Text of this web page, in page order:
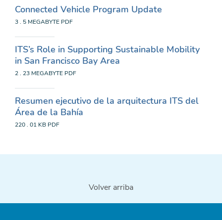
Connected Vehicle Program Update
3 . 5 MEGABYTE PDF
ITS’s Role in Supporting Sustainable Mobility
in San Francisco Bay Area
2 . 23 MEGABYTE PDF
Resumen ejecutivo de la arquitectura ITS del
Área de la Bahía
220 . 01 KB PDF
Volver arriba